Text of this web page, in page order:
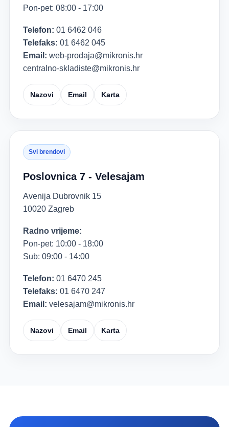
Pon-pet: 08:00 - 17:00
Telefon: 01 6462 046
Telefaks: 01 6462 045
Email: web-prodaja@mikronis.hr
centralno-skladiste@mikronis.hr
Nazovi Email Karta
Svi brendovi
Poslovnica 7 - Velesajam
Avenija Dubrovnik 15
10020 Zagreb
Radno vrijeme:
Pon-pet: 10:00 - 18:00
Sub: 09:00 - 14:00
Telefon: 01 6470 245
Telefaks: 01 6470 247
Email: velesajam@mikronis.hr
Nazovi Email Karta